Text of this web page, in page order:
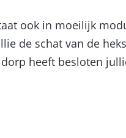
ook in moeilijk
de schat van de
dorp heeft besloten